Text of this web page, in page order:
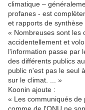
climatique –
profanes - est
et rapports de synthèse
« Nombreuses sont les
accidentellement et
l'information passe par
des différents publics
public n'est pas le seul
sur le climat. ... »
Koonin ajoute :
« Les communiqués